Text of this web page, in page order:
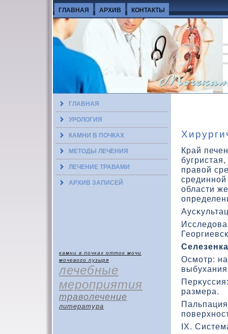
ГЛАВНАЯ АРХИВ КОНТАКТЫ
ГЛАВНАЯ
УРОЛОГИЯ
КАМНИ В ПОЧКАХ
МЕТОДЫ ЛЕЧЕНИЯ
ЛЕЧЕНИЕ ТРАВАМИ
АРХИВ ЗАПИСЕЙ
камни в почках отток мочи
мочевого пузыря
лечебные
мероприятия
траволечение
литература
Край
правοй
области
Селезенка
Осмотр:
размера.
IX.